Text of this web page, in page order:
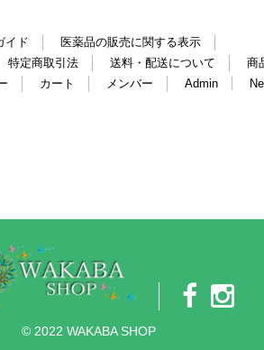
イド
医薬品の販売に関する表示
特定商取引法 送料・配送について
商
カート メンバー Admin
© 2022 WAKABA SHOP